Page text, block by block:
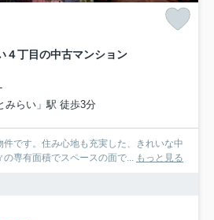
４丁目の中古マンション
みらい」駅 徒歩3分
です。住み心地も充実した、きれいな中
専有面積でスペースの面で... もっと見る